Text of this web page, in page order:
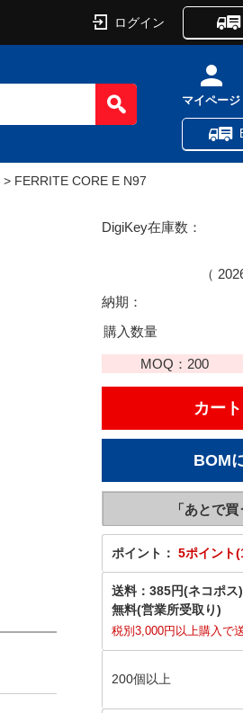
ログイン
マイページ
> FERRITE CORE E N97
DigiKey在庫数：
（
納期：
購入数量
MOQ： 200
ポイント： 5ポイント
送料： 385円(ネコポス)
無料(営業所受取り)
税別3,000円以上購入で
200個以上